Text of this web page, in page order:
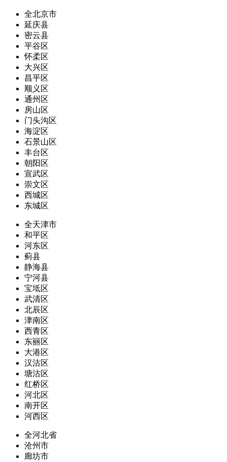
全北京市
延庆县
密云县
平谷区
怀柔区
大兴区
昌平区
顺义区
通州区
房山区
门头沟区
海淀区
石景山区
丰台区
朝阳区
宣武区
崇文区
西城区
东城区
全天津市
和平区
河东区
蓟县
静海县
宁河县
宝坻区
武清区
北辰区
津南区
西青区
东丽区
大港区
汉沽区
塘沽区
红桥区
河北区
南开区
河西区
全河北省
沧州市
廊坊市